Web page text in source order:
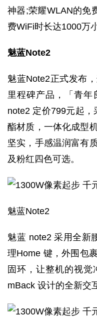
神器;荣耀WLAN的免
费WiFi时长达1000万
魅蓝Note2
魅蓝Note2正式发布
里程碑产品，「青
note2 定价799元起
酯材质，一体化成型
坚实，手感温润富有
及粉红四色可选。
魅蓝Note2
魅蓝 note2 采用全新
理Home 键，外围包
固环，让整机的视
mBack 设计的全新交